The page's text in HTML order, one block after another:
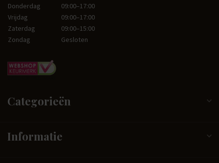
Donderdag
09:00–17:00
Vrijdag
09:00–17:00
Zaterdag
09:00–15:00
Zondag
Gesloten
Categorieën
Informatie